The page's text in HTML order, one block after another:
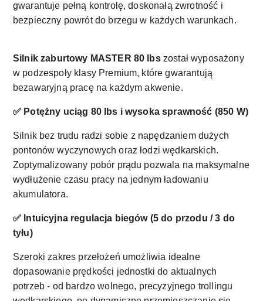
gwarantuje pełną kontrolę, doskonałą zwrotność i
bezpieczny powrót do brzegu w każdych warunkach.
Silnik zaburtowy MASTER 80 lbszostał wyposażony
w podzespoły klasy Premium, które gwarantują
bezawaryjną pracę na każdym akwenie.
✅ Potężny uciąg 80 lbs i wysoka sprawność (850 W)
Silnik bez trudu radzi sobie z napędzaniem dużych
pontonów wyczynowych oraz łodzi wędkarskich.
Zoptymalizowany pobór prądu pozwala na maksymalne
wydłużenie czasu pracy na jednym ładowaniu
akumulatora.
✅ Intuicyjna regulacja biegów (5 do przodu / 3 do
tyłu)
Szeroki zakres przełożeń umożliwia idealne
dopasowanie prędkości jednostki do aktualnych
potrzeb - od bardzo wolnego, precyzyjnego trollingu